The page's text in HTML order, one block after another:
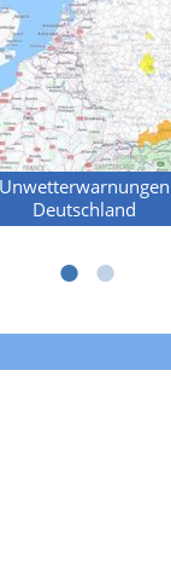
Unwetterwarnungen
Deutschland